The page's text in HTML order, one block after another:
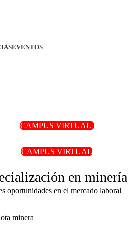
EVENTOS
CAMPUS VIRTUAL
CAMPUS VIRTUAL
en minería
oportunidades en el mercado laboral